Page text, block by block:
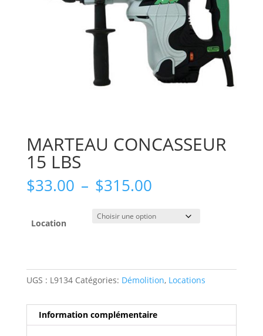
MARTEAU CONCASSEUR
15 LBS
$33.00 – $315.00Plage
prix :
$33.00
Location
UGS : L9134 Catégories: Démolition, Locations
Information complémentaire